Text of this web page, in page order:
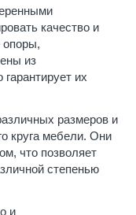
качество и
опоры,
из
их
размеров и
круга мебели. Они
что позволяет
степенью
и